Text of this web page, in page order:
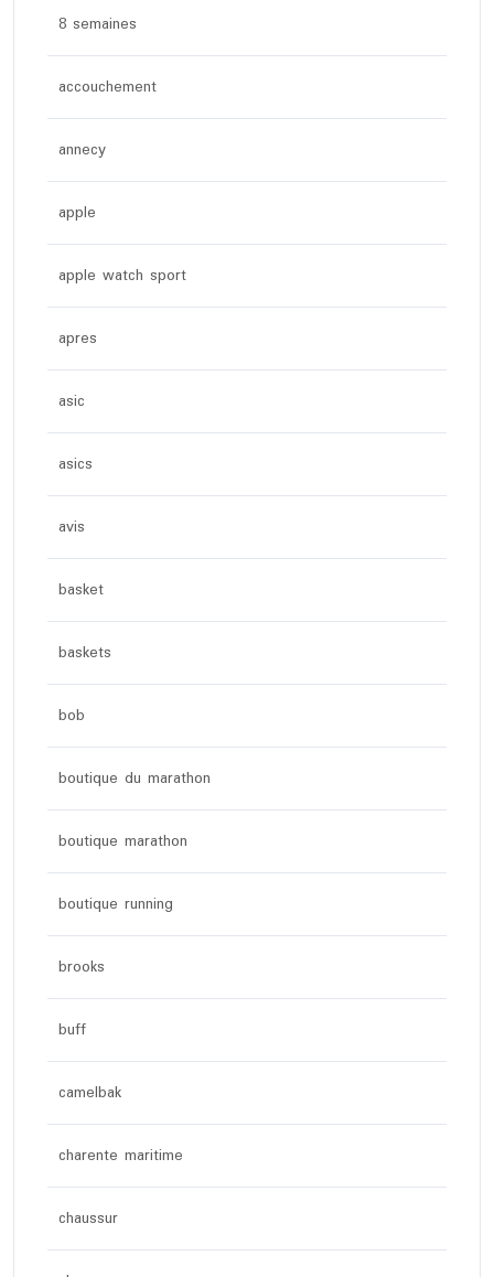
8 semaines
accouchement
annecy
apple
apple watch sport
apres
asic
asics
avis
basket
baskets
bob
boutique du marathon
boutique marathon
boutique running
brooks
buff
camelbak
charente maritime
chaussur